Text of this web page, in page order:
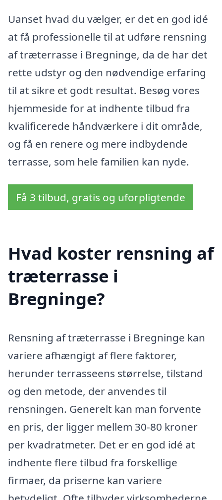
Uanset hvad du vælger, er det en god idé
at få professionelle til at udføre rensning
af træterrasse i Bregninge, da de har det
rette udstyr og den nødvendige erfaring
til at sikre et godt resultat. Besøg vores
hjemmeside for at indhente tilbud fra
kvalificerede håndværkere i dit område,
og få en renere og mere indbydende
terrasse, som hele familien kan nyde.
Få 3 tilbud, gratis og uforpligtende
Hvad koster rensning af
træterrasse i
Bregninge?
Rensning af træterrasse i Bregninge kan
variere afhængigt af flere faktorer,
herunder terrasseens størrelse, tilstand
og den metode, der anvendes til
rensningen. Generelt kan man forvente
en pris, der ligger mellem 30-80 kroner
per kvadratmeter. Det er en god idé at
indhente flere tilbud fra forskellige
firmaer, da priserne kan variere